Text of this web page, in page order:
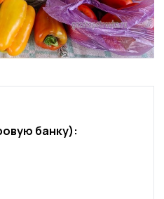
банку):